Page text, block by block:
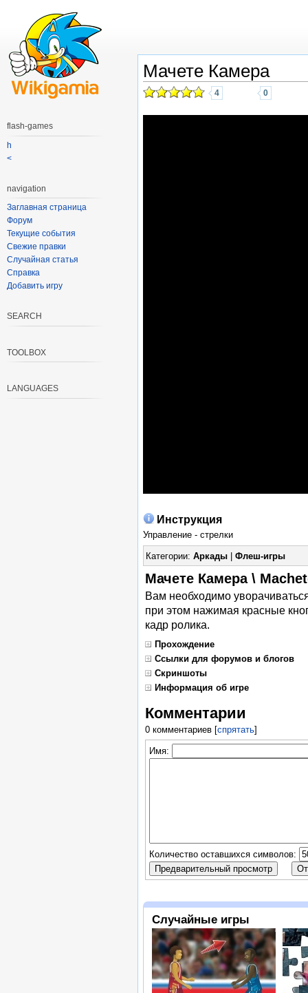
Мачете Камера
4 0
Инструкция
Управление - стрелки
Категории: Аркады| Флеш-игры
Мачете Камера \
Вам необходимо
при этом нажимая красные
кадр ролика.
Прохождение
Ссылки для форумов и блогов
Скриншоты
Информация об игре
Комментарии
0 комментариев[спрятать]
Имя:
Количество оставшихся символов:
Случайные игры
flash-games
h
<
navigation
Заглавная страница
Форум
Текущие события
Свежие правки
Случайная статья
Справка
Добавить игру
SEARCH
TOOLBOX
LANGUAGES